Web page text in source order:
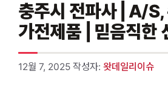
충주시 전파사 | A/S,
가전제품 | 믿음직한
12월 7, 2025 작성자: 왓데일리이슈